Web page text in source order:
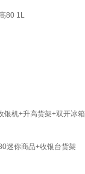
80 1L
银机+升高货架+双开冰箱
迷你商品+收银台货架